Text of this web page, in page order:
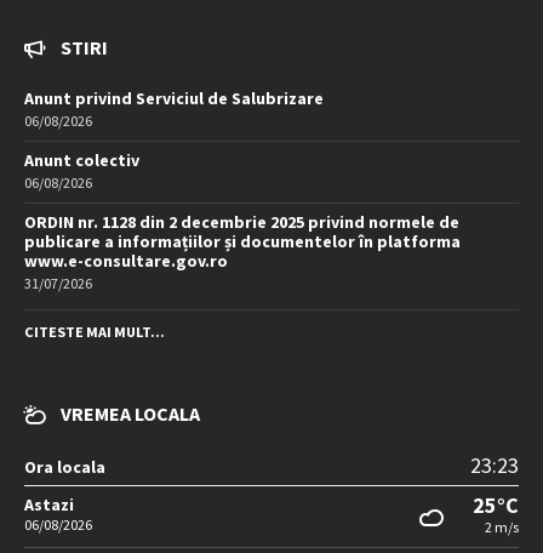
STIRI
Anunt privind Serviciul de Salubrizare
06/08/2026
Anunt colectiv
06/08/2026
ORDIN nr. 1128 din 2 decembrie 2025 privind normele de
publicare a informațiilor și documentelor în platforma
www.e-consultare.gov.ro
31/07/2026
CITESTE MAI MULT...
VREMEA LOCALA
Ora locala 23:23
Astazi
06/08/2026
25°C
2 m/s